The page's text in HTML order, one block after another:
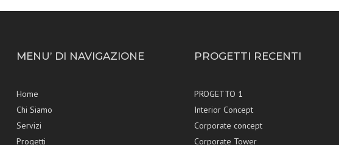
MENU’ DI NAVIGAZIONE
Home
Chi Siamo
Servizi
Progetti
PROGETTI RECENTI
PROGETTO 1
Interior Concept
Corporate concept
Corporate Tower